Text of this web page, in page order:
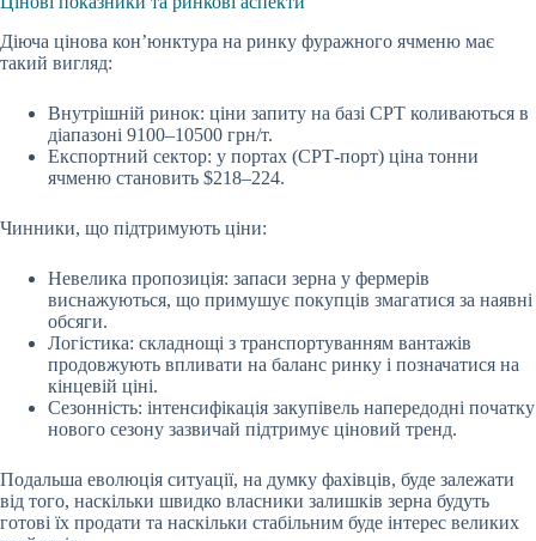
Діюча цінова кон’юнктура на ринку фуражного ячменю має
такий вигляд:
Внутрішній ринок: ціни запиту на базі СРТ коливаються в
діапазоні 9100–10500 грн/т.
Експортний сектор: у портах (СРТ-порт) ціна тонни
ячменю становить $218–224.
Чинники, що підтримують ціни:
Невелика пропозиція: запаси зерна у фермерів
виснажуються, що примушує покупців змагатися за наявні
обсяги.
Логістика: складнощі з транспортуванням вантажів
продовжують впливати на баланс ринку і позначатися на
кінцевій ціні.
Сезонність: інтенсифікація закупівель напередодні початку
нового сезону зазвичай підтримує ціновий тренд.
Подальша еволюція ситуації, на думку фахівців, буде залежати
від того, наскільки швидко власники залишків зерна будуть
готові їх продати та наскільки стабільним буде інтерес великих